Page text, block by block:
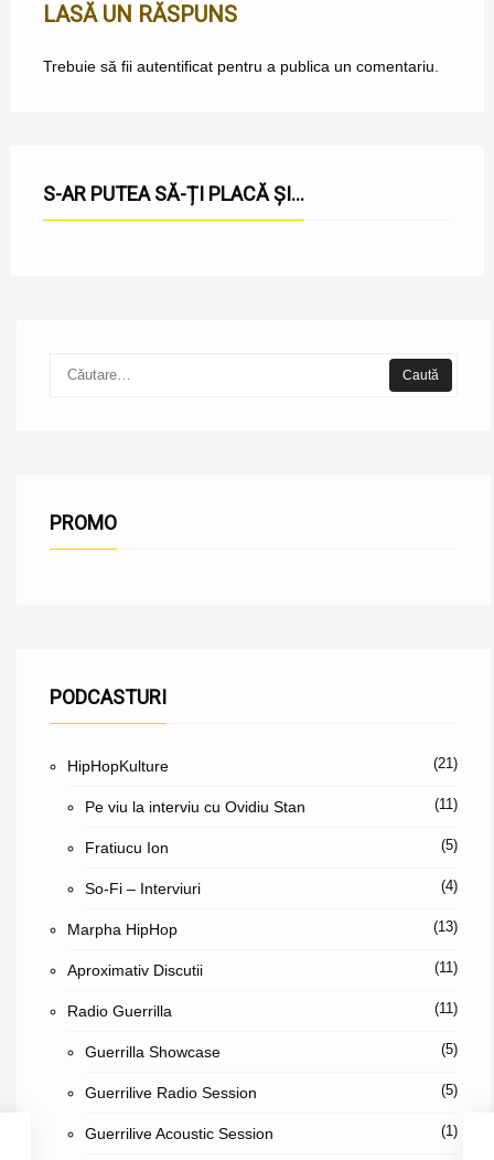
LASĂ UN RĂSPUNS
Trebuie să fii autentificatpentru a publica un comentariu.
S-AR PUTEA SĂ-ȚI PLACĂ ȘI...
PROMO
PODCASTURI
HipHopKulture (21)
Pe viu la interviu cu Ovidiu Stan (11)
Fratiucu Ion (5)
So-Fi – Interviuri (4)
Marpha HipHop (13)
Aproximativ Discutii (11)
Radio Guerrilla (11)
Guerrilla Showcase (5)
Guerrilive Radio Session (5)
Guerrilive Acoustic Session (1)